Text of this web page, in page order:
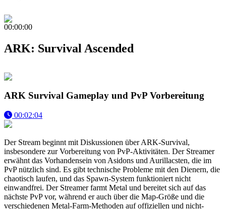
00:00:00
ARK: Survival Ascended
ARK Survival Gameplay und PvP Vorbereitung
00:02:04
Der Stream beginnt mit Diskussionen über ARK-Survival,
insbesondere zur Vorbereitung von PvP-Aktivitäten. Der Streamer
erwähnt das Vorhandensein von Asidons und Aurillacsten, die im
PvP nützlich sind. Es gibt technische Probleme mit den Dienern, die
chaotisch laufen, und das Spawn-System funktioniert nicht
einwandfrei. Der Streamer farmt Metal und bereitet sich auf das
nächste PvP vor, während er auch über die Map-Größe und die
verschiedenen Metal-Farm-Methoden auf offiziellen und nicht-